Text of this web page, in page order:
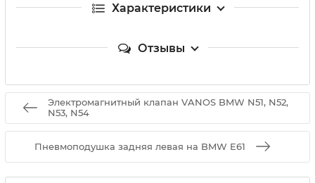
Характеристики
Отзывы
Электромагнитный клапан VANOS BMW N51, N52,
N53, N54
Пневмоподушка задняя левая на BMW E61